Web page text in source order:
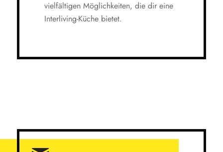
vielfältigen Möglichkeiten, die dir eine
Interliving-Küche bietet.